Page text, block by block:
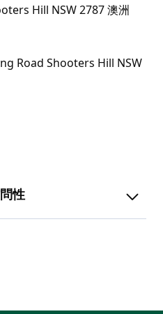
定要留意美麗的彩虹澳洲鸚
Hill NSW 2787 澳洲
性